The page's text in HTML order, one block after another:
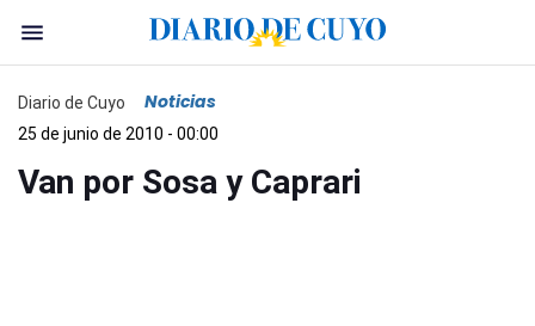
Diario de Cuyo Noticias
25 de junio de 2010 - 00:00
Van por Sosa y Caprari